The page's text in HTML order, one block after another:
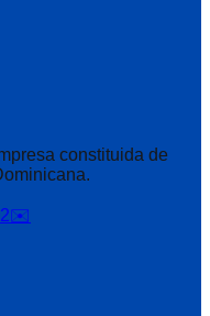
constituida de
✉️